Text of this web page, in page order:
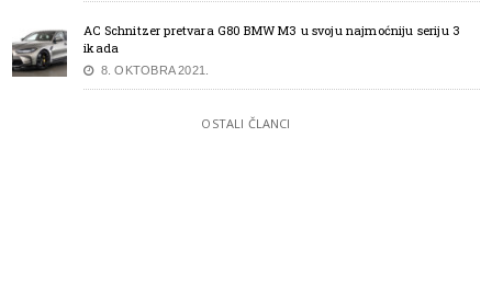
AC Schnitzer pretvara G80 BMW M3 u svoju najmoćniju seriju 3
ikada
8. OKTOBRA 2021.
OSTALI ČLANCI